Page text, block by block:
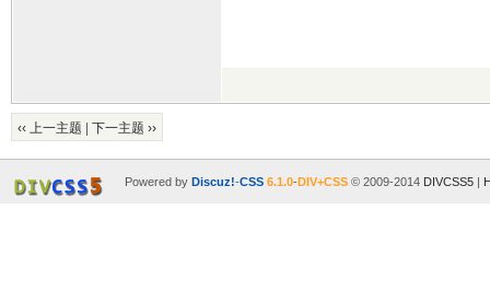
‹‹ 上一主题 下一主题 ››
Powered by Discuz!-CSS 6.1.0-DIV+CSS© 2009-2014 DIVCSS5|